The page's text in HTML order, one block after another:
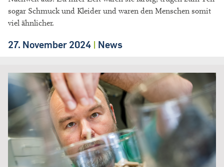
sogar Schmuck und Kleider und waren den Menschen somit
viel ähnlicher.
27. November 2024 | News